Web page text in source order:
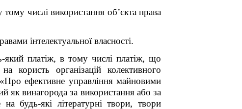
числі використання об’єкта права
інтелектуальної власності.
платіж, в тому числі платіж, що
користь організацій колективного
ефективне управління майновими
як винагорода за використання або за
будь-які літературні твори, твори